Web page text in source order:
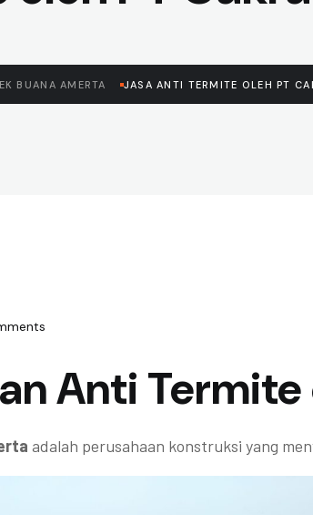
BUANA AMERTA JASA ANTI TERMITE OLEH PT
Anti
adalah perusahaan konstruksi yang